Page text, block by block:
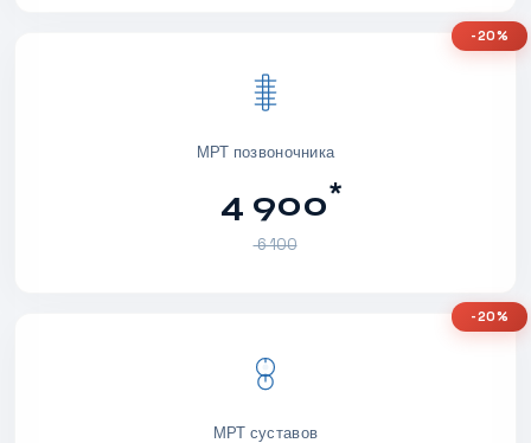
МРТ позвоночника
4 900*
6 100
-20%
МРТ суставов
-20%